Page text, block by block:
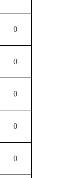
0
0
0
0
0